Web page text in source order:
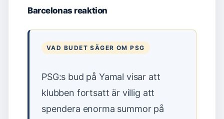
Barcelonas reaktion
VAD BUDET SÄGER OM PSG
PSG:s bud på Yamal visar att
klubben fortsatt är villig att
spendera enorma summor på